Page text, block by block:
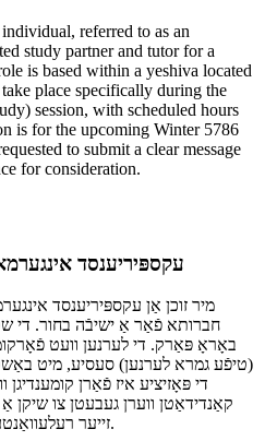
referred to as an
study partner and tutor for a
is based within a yeshiva located
place specifically during the
session, with scheduled hours
is for the upcoming Winter 5786
to submit a clear message
for consideration.
עקספּיריענסד
מיר זוכן אַן עקספּיריענסד
חברותא פֿאַר אַ ישיבֿה בחור. די
באָראָ פּאַרק. די לערנען וועט
קאַנדידאַטן ווערן געבעטן צו
זייער רעלעוואַנטע עקספּיריענס פֿאַר באַטראַכטונג.